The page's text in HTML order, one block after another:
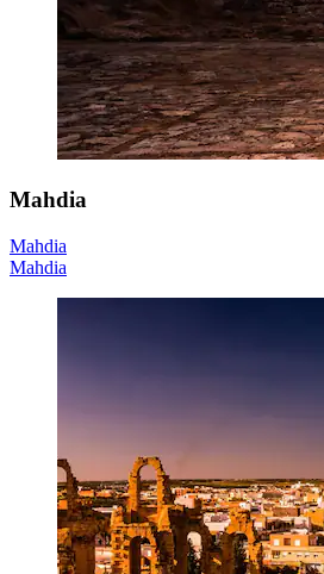
Mahdia
Mahdia
Mahdia